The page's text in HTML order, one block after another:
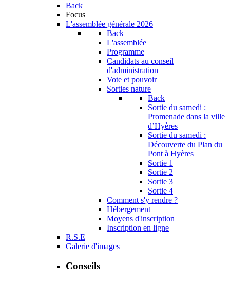
Back
Focus
L'assemblée générale 2026
Back
L'assemblée
Programme
Candidats au conseil
d'administration
Vote et pouvoir
Sorties nature
Back
Sortie du samedi :
Promenade dans la ville
d’Hyères
Sortie du samedi :
Découverte du Plan du
Pont à Hyères
Sortie 1
Sortie 2
Sortie 3
Sortie 4
Comment s'y rendre ?
Hébergement
Moyens d'inscription
Inscription en ligne
R.S.E
Galerie d'images
Conseils